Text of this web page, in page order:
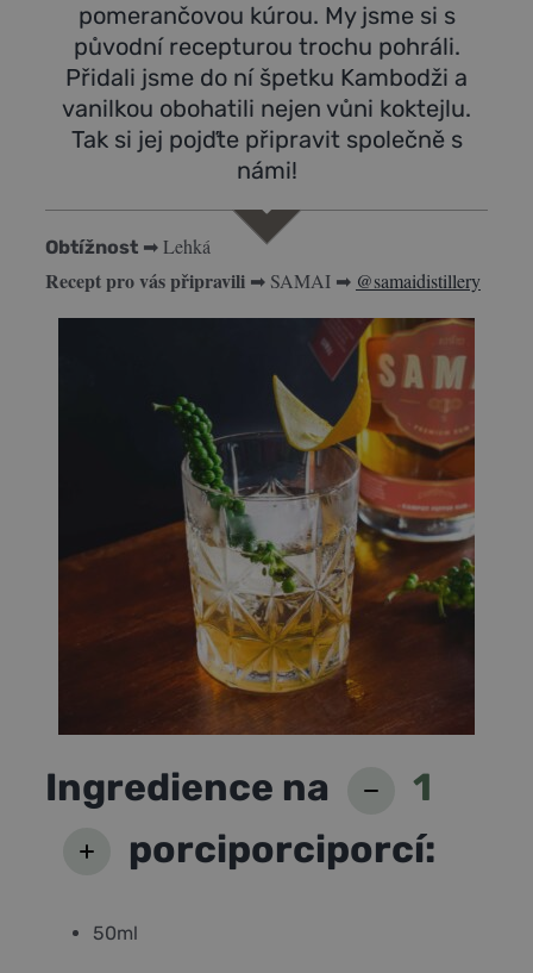
pomerančovou kúrou. My jsme si s
původní recepturou trochu pohráli.
Přidali jsme do ní špetku Kambodži a
vanilkou obohatili nejen vůni koktejlu.
Tak si jej pojďte připravit společně s
námi!
Obtížnost ➡ Lehká
Recept pro vás připravili➡ SAMAI ➡ @samaidistillery
Ingredience na
1
porciporciporcí:
50ml